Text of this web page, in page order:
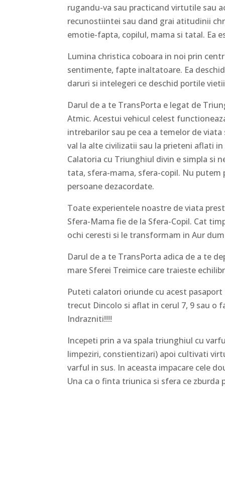
rugandu-va sau practicand virtutile sau
recunostiintei sau dand grai atitudinii
emotie-fapta, copilul, mama si tatal. Ea
Lumina christica coboara in noi prin
sentimente, fapte inaltatoare. Ea
daruri si intelegeri ce deschid portile
Darul de a te TransPorta e legat de
Atmic. Acestui vehicul celest
intrebarilor sau pe cea a temelor de
val la alte civilizatii sau la prieteni aflati
Calatoria cu Triunghiul divin e simpla si
tata, sfera-mama, sfera-copil. Nu
persoane dezacordate.
Toate experientele noastre de viata
Sfera-Mama fie de la Sfera-Copil. Cat
ochi ceresti si le transformam in Aur
Darul de a te TransPorta adica de a te
mare Sferei Treimice care traieste
Puteti calatori oriunde cu acest
trecut Dincolo si aflat in cerul 7, 9 sau o
Indrazniti!!!!
Incepeti prin a va spala triunghiul cu
limpeziri, constientizari) apoi cultivati
varful in sus. In aceasta impacare cele
Una ca o finta triunica si sfera ce